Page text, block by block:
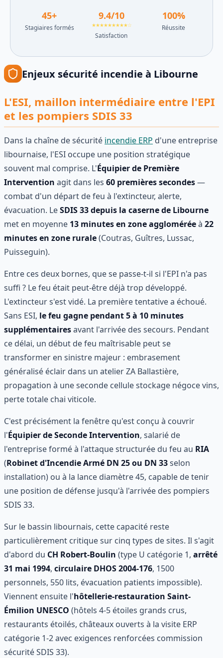
45+
Stagiaires formés
9.4/10
★★★★★★★★★☆
Satisfaction
100%
Réussite
Enjeux sécurité incendie à Libourne
L'ESI, maillon intermédiaire entre l'EPI
et les pompiers SDIS 33
Dans la chaîne de sécurité incendie ERP d'une entreprise
libournaise, l'ESI occupe une position stratégique
souvent mal comprise. L'Équipier de Première
Intervention agit dans les 60 premières secondes—
combat d'un départ de feu à l'extincteur, alerte,
évacuation. LeSDIS 33 depuis la caserne de Libourne
met en moyenne 13 minutes en zone aggloméréeà 22
minutes en zone rurale(Coutras, Guîtres, Lussac,
Puisseguin).
Entre ces deux bornes, que se passe-t-il si l'EPI n'a pas
suffi ? Le feu était peut-être déjà trop développé.
L'extincteur s'est vidé. La première tentative a échoué.
Sans ESI, le feu gagne pendant 5 à 10 minutes
supplémentairesavant l'arrivée des secours. Pendant
ce délai, un début de feu maîtrisable peut se
transformer en sinistre majeur : embrasement
généralisé éclair dans un atelier ZA Ballastière,
propagation à une seconde cellule stockage négoce vins,
perte totale chai viticole.
C'est précisément la fenêtre qu'est conçu à couvrir
l'Équipier de Seconde Intervention, salarié de
l'entreprise formé à l'attaque structurée du feu au RIA
(Robinet d'Incendie Armé DN 25 ou DN 33selon
installation) ou à la lance diamètre 45, capable de tenir
une position de défense jusqu'à l'arrivée des pompiers
SDIS 33.
Sur le bassin libournais, cette capacité reste
particulièrement critique sur cinq types de sites. Il s'agit
d'abord du CH Robert-Boulin (type U catégorie 1, arrêté
31 mai 1994, circulaire DHOS 2004-176, 1500
personnels, 550 lits, évacuation patients impossible).
Viennent ensuite l'hôtellerie-restauration Saint-
Émilion UNESCO (hôtels 4-5 étoiles grands crus,
restaurants étoilés, châteaux ouverts à la visite ERP
catégorie 1-2 avec exigences renforcées commission
sécurité SDIS 33).